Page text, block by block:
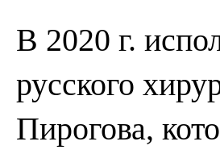
В 2020 г.
русского
Пирогова,